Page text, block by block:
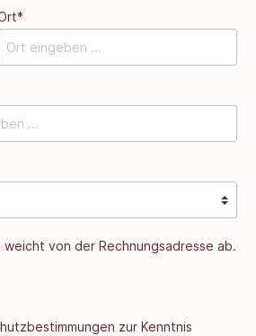
von der Rechnungsadresse ab.
zur Kenntnis